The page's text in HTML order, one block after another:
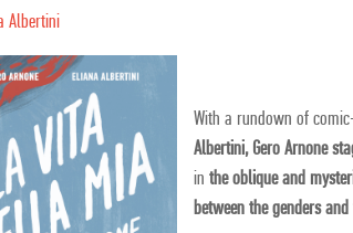
Albertini
With a rundown of
Albertini, Gero Arnone
inthe oblique and
between the genders